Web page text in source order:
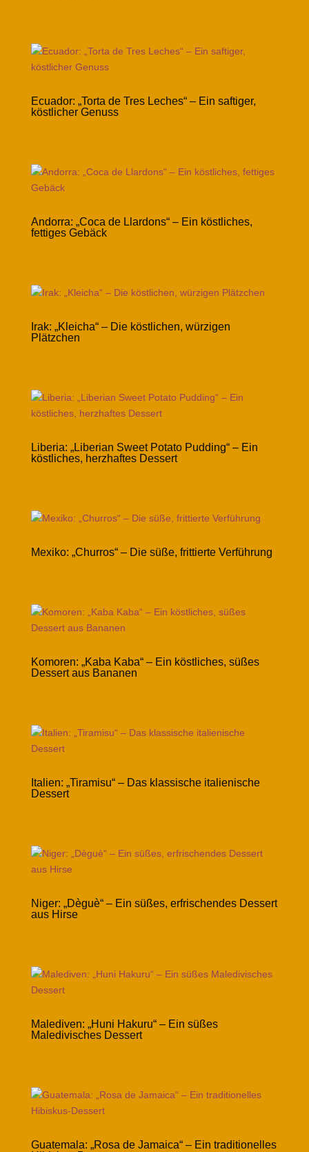
Ecuador: „Torta de Tres Leches“ – Ein saftiger,
köstlicher Genuss
Andorra: „Coca de Llardons“ – Ein köstliches,
fettiges Gebäck
Irak: „Kleicha“ – Die köstlichen, würzigen
Plätzchen
Liberia: „Liberian Sweet Potato Pudding“ – Ein
köstliches, herzhaftes Dessert
Mexiko: „Churros“ – Die süße, frittierte Verführung
Komoren: „Kaba Kaba“ – Ein köstliches, süßes
Dessert aus Bananen
Italien: „Tiramisu“ – Das klassische italienische
Dessert
Niger: „Dèguè“ – Ein süßes, erfrischendes Dessert
aus Hirse
Malediven: „Huni Hakuru“ – Ein süßes
Maledivisches Dessert
Guatemala: „Rosa de Jamaica“ – Ein traditionelles